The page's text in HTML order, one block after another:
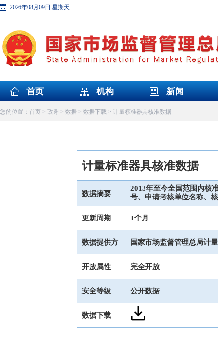
2026年08月09日 星期天
首页 机构 新闻
您的位置： 首页 > 政务 > 数据 > 数据下载 > 计量标准器具核准数据
计量标准器具核准数据
数据摘要
2013年至今全国范围内核
号、申请考核单位名称、
更新周期 1个月
数据提供方 国家市场监督管理总局计
开放属性 完全开放
安全等级 公开数据
数据下载